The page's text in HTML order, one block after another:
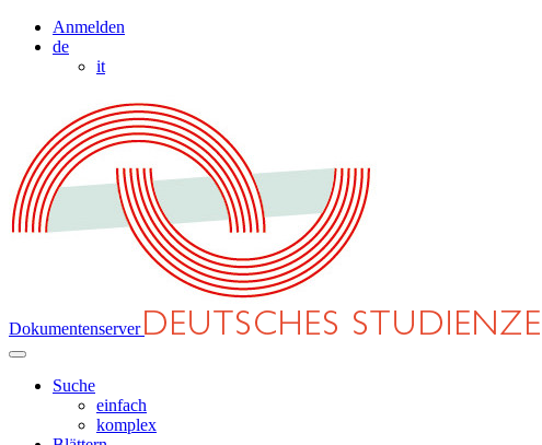
Anmelden
de
it
Dokumentenserver
Suche
einfach
komplex